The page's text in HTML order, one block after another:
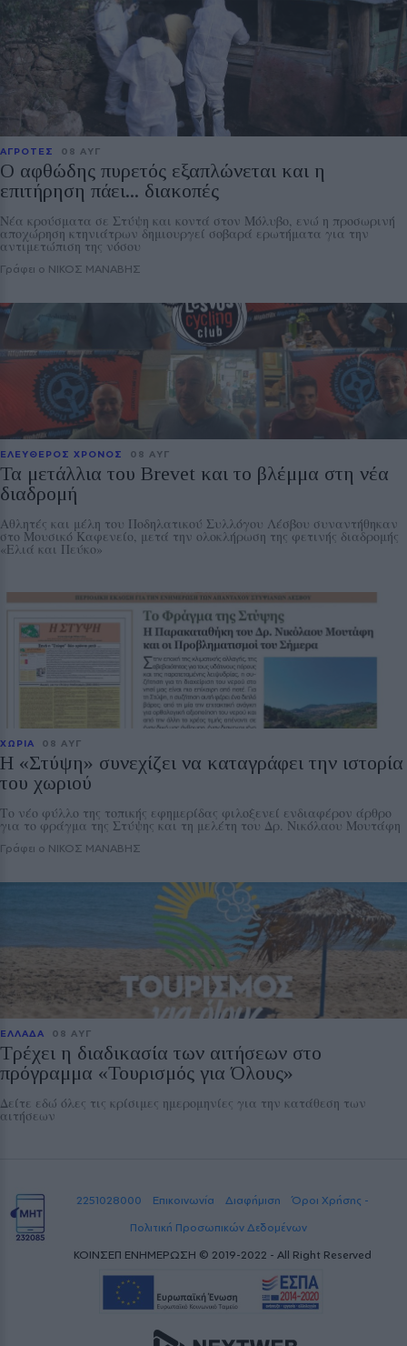
ΑΓΡΟΤΕΣ 08 ΑΥΓ
Ο αφθώδης πυρετός εξαπλώνεται και η
επιτήρηση πάει... διακοπές
Νέα κρούσματα σε Στύψη και κοντά στον Μόλυβο, ενώ η προσωρινή
αποχώρηση κτηνιάτρων δημιουργεί σοβαρά ερωτήματα για την
αντιμετώπιση της νόσου
Γράφει ο ΝΙΚΟΣ ΜΑΝΑΒΗΣ
ΕΛΕΥΘΕΡΟΣ ΧΡΟΝΟΣ 08 ΑΥΓ
Τα μετάλλια του Brevet και το βλέμμα στη νέα
διαδρομή
Αθλητές και μέλη του Ποδηλατικού Συλλόγου Λέσβου συναντήθηκαν
στο Μουσικό Καφενείο, μετά την ολοκλήρωση της φετινής διαδρομής
«Ελιά και Πεύκο»
ΧΩΡΙΑ 08 ΑΥΓ
Η «Στύψη» συνεχίζει να καταγράφει την ιστορία
του χωριού
Το νέο φύλλο της τοπικής εφημερίδας φιλοξενεί ενδιαφέρον άρθρο
για το φράγμα της Στύψης και τη μελέτη του Δρ. Νικόλαου Μουτάφη
Γράφει ο ΝΙΚΟΣ ΜΑΝΑΒΗΣ
ΕΛΛΑΔΑ 08 ΑΥΓ
Τρέχει η διαδικασία των αιτήσεων στο
πρόγραμμα «Τουρισμός για Όλους»
Δείτε εδώ όλες τις κρίσιμες ημερομηνίες για την κατάθεση των
αιτήσεων
2251028000 Επικοινωνία Διαφήμιση
Όροι Χρήσης -
Πολιτική Προσωπικών Δεδομένων
ΚΟΙΝΣΕΠ ΕΝΗΜΕΡΩΣΗ © 2019-2022 - All Right Reserved